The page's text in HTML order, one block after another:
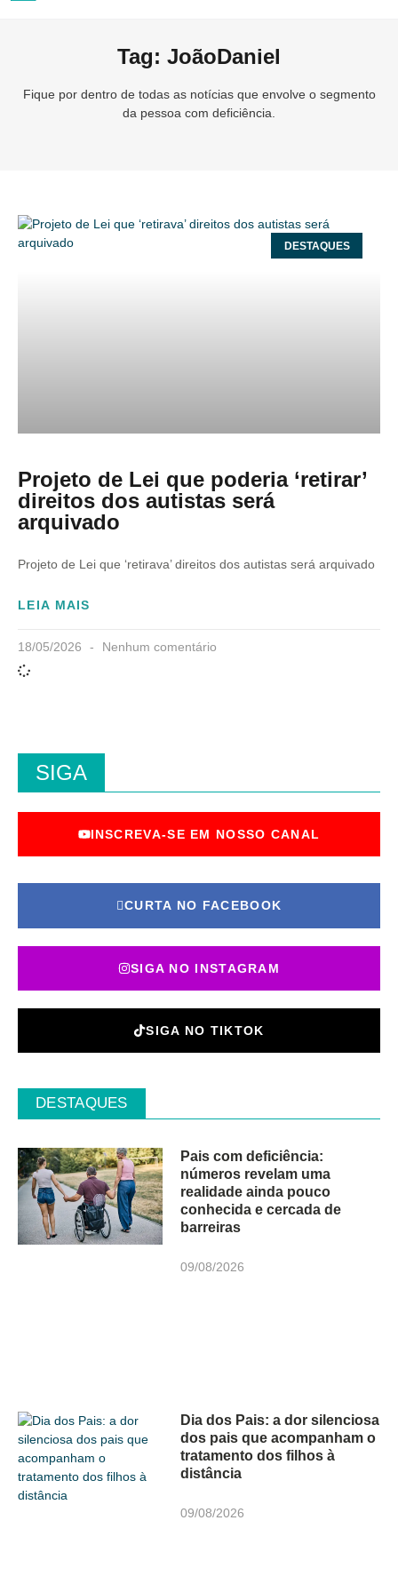
Tag: JoãoDaniel
Fique por dentro de todas as notícias que envolve o segmento
da pessoa com deficiência.
DESTAQUES
Projeto de Lei que poderia ‘retirar’
direitos dos autistas será
arquivado
Projeto de Lei que ‘retirava’ direitos dos autistas será arquivado
LEIA MAIS
18/05/2026 Nenhum comentário
SIGA
INSCREVA-SE EM NOSSO CANAL
CURTA NO FACEBOOK
SIGA NO INSTAGRAM
SIGA NO TIKTOK
DESTAQUES
Pais com deficiência:
números revelam uma
realidade ainda pouco
conhecida e cercada de
barreiras
09/08/2026
Dia dos Pais: a dor silenciosa
dos pais que acompanham o
tratamento dos filhos à
distância
09/08/2026